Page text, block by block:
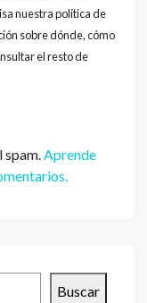
nuestra política de
sobre dónde, cómo
el resto de
Aprende
Buscar